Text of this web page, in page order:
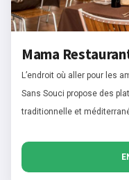
Mama
L’endroit où aller pour les
Sans Souci propose des
traditionnelle et